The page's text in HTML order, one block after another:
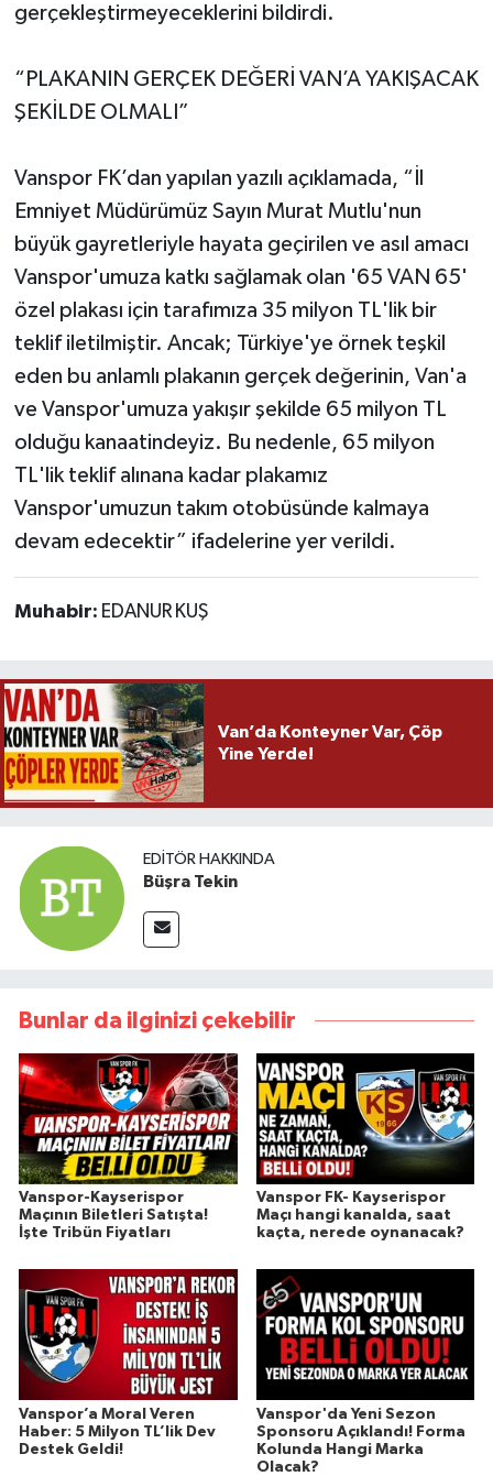
gerçekleştirmeyeceklerini bildirdi.
“PLAKANIN GERÇEK DEĞERİ VAN’A YAKIŞACAK
ŞEKİLDE OLMALI”
Vanspor FK’dan yapılan yazılı açıklamada, “İl
Emniyet Müdürümüz Sayın Murat Mutlu'nun
büyük gayretleriyle hayata geçirilen ve asıl amacı
Vanspor'umuza katkı sağlamak olan '65 VAN 65'
özel plakası için tarafımıza 35 milyon TL'lik bir
teklif iletilmiştir. Ancak; Türkiye'ye örnek teşkil
eden bu anlamlı plakanın gerçek değerinin, Van'a
ve Vanspor'umuza yakışır şekilde 65 milyon TL
olduğu kanaatindeyiz. Bu nedenle, 65 milyon
TL'lik teklif alınana kadar plakamız
Vanspor'umuzun takım otobüsünde kalmaya
devam edecektir” ifadelerine yer verildi.
Muhabir: EDANUR KUŞ
Van’da Konteyner Var, Çöp
Yine Yerde!
EDITÖR HAKKINDA
Büşra Tekin
Bunlar da ilginizi çekebilir
Vanspor-Kayserispor
Maçının Biletleri Satışta!
İşte Tribün Fiyatları
Vanspor FK- Kayserispor
Maçı hangi kanalda, saat
kaçta, nerede oynanacak?
Vanspor’a Moral Veren
Haber: 5 Milyon TL’lik Dev
Destek Geldi!
Vanspor'da Yeni Sezon
Sponsoru Açıklandı! Forma
Kolunda Hangi Marka
Olacak?